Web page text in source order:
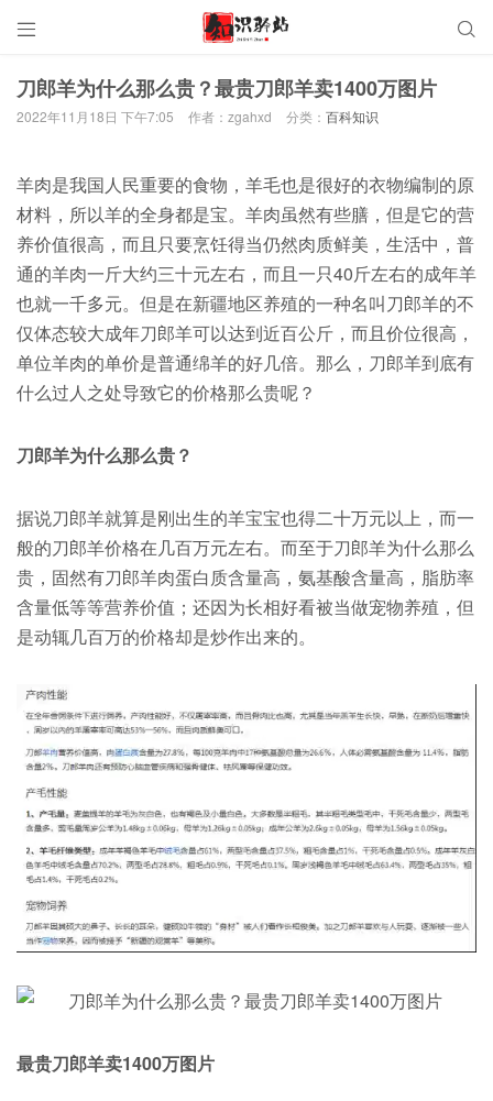
 
刀郎羊为什么那么贵？最贵刀郎羊卖1400万图片
2022年11月18日 下午7:05 作者：zgahxd 分类： 百科知识
羊肉是我国人民重要的食物，羊毛也是很好的衣物编制的原
材料，所以羊的全身都是宝。羊肉虽然有些膳，但是它的营
养价值很高，而且只要烹饪得当仍然肉质鲜美，生活中，普
通的羊肉一斤大约三十元左右，而且一只40斤左右的成年羊
也就一千多元。但是在新疆地区养殖的一种名叫刀郎羊的不
仅体态较大成年刀郎羊可以达到近百公斤，而且价位很高，
单位羊肉的单价是普通绵羊的好几倍。那么，刀郎羊到底有
什么过人之处导致它的价格那么贵呢？
刀郎羊为什么那么贵？
据说刀郎羊就算是刚出生的羊宝宝也得二十万元以上，而一
般的刀郎羊价格在几百万元左右。而至于刀郎羊为什么那么
贵，固然有刀郎羊肉蛋白质含量高，氨基酸含量高，脂肪率
含量低等等营养价值；还因为长相好看被当做宠物养殖，但
是动辄几百万的价格却是炒作出来的。
最贵刀郎羊卖1400万图片